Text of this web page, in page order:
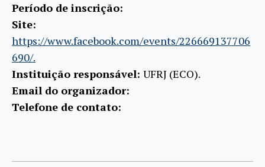
Período de inscrição:
Site:
https://www.facebook.com/events/226669137706
690/.
Instituição responsável: UFRJ (ECO).
Email do organizador:
Telefone de contato: